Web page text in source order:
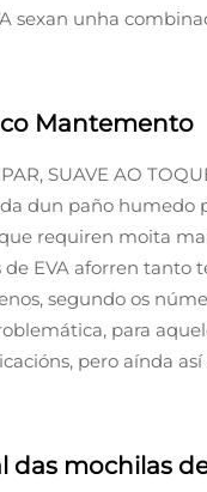
sexan unha
Mantemento
SUAVE AO
dun paño humedo
requiren moita
EVA aforren tanto
segundo os
para
pero aínda
mochilas